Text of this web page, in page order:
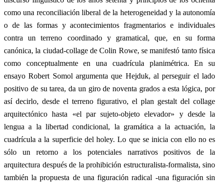
como una reconciliación liberal de la heterogeneidad y la autonomía
o de las formas y acontecimientos fragmentarios e individuales
contra un terreno coordinado y gramatical, que, en su forma
canónica, la ciudad-collage de Colin Rowe, se manifestó tanto física
como conceptualmente en una cuadrícula planimétrica. En su
ensayo Robert Somol argumenta que Hejduk, al perseguir el lado
positivo de su tarea, da un giro de noventa grados a esta lógica, por
así decirlo, desde el terreno figurativo, el plan gestalt del collage
arquitectónico hasta «el par sujeto-objeto elevador» y desde la
lengua a la libertad condicional, la gramática a la actuación, la
cuadrícula a la superficie del holey. Lo que se inicia con ello no es
sólo un retorno a los potenciales narrativos positivos de la
arquitectura después de la prohibición estructuralista-formalista, sino
también la propuesta de una figuración radical -una figuración sin